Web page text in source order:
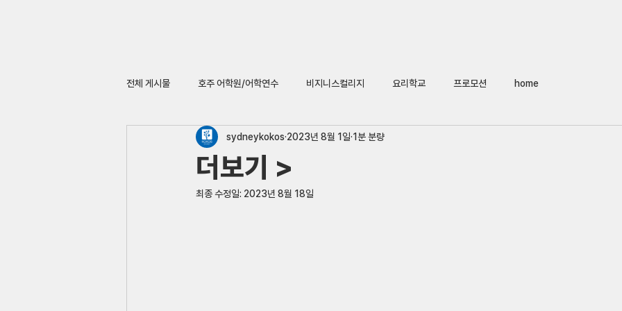
전체 게시물 호주 어학원/어학연수 비지니스컬리지 요리학교 프로모션 home
더보기 >
sydneykokos 2023년 8월 1일 1분 분량
최종 수정일: 2023년 8월 18일